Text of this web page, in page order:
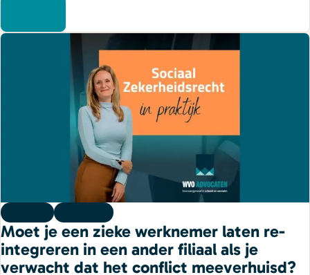
Moet je een zieke werknemer laten re-
integreren in een ander filiaal als je
verwacht dat het conflict meeverhuisd?